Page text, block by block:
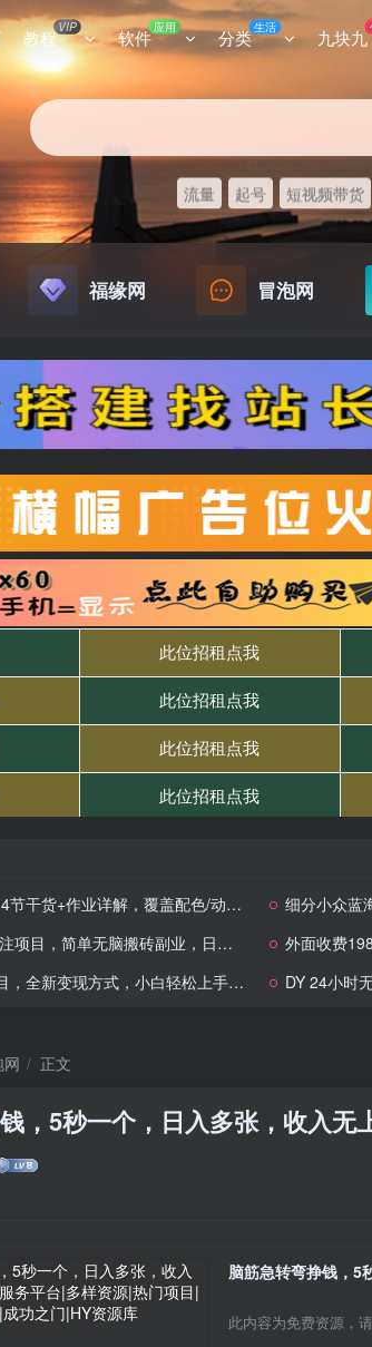
教程VIP 软件 应用 分类生活 九块九
流量 起号 短视频带货
福缘网 冒泡网
业详解，覆盖配色/动画/图生视频快速上手 细分小众蓝
，简单无脑搬砖副业，日入100-200+
外面收费1980的
现方式，小白轻松上手，日均稳定1000+
DY 24小时无人直播
网 正文
，5秒一个，日入多张，收入无
脑筋急转弯挣钱，5
此内容为免费资源，